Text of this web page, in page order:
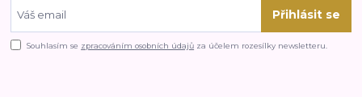
Přihlásit se
Souhlasím se zpracováním osobních údajů za účelem rozesílky newsletteru.